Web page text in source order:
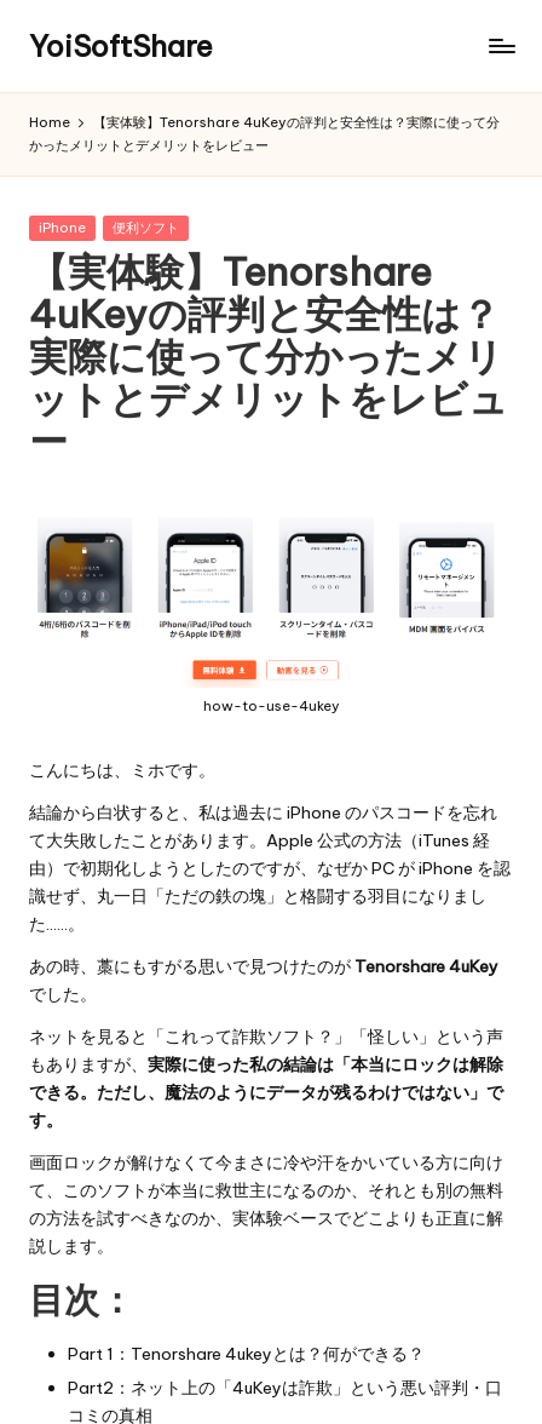
YoiSoftShare
Home
【実体験】Tenorshare 4uKeyの評判と安全性は？実際に使って分
かったメリットとデメリットをレビュー
Posted
iPhone 便利ソフト
【実体験】Tenorshare
4uKeyの評判と安全性は？
実際に使って分かったメリ
ットとデメリットをレビュ
ー
how-to-use-4ukey
こんにちは、ミホです。
結論から白状すると、私は過去に iPhone のパスコードを忘れ
て大失敗したことがあります。Apple 公式の方法（iTunes 経
由）で初期化しようとしたのですが、なぜか PC が iPhone を認
識せず、丸一日「ただの鉄の塊」と格闘する羽目になりまし
た……。
あの時、藁にもすがる思いで見つけたのが Tenorshare 4uKey
でした。
ネットを見ると「これって詐欺ソフト？」「怪しい」という声
もありますが、 実際に使った私の結論は「本当にロックは解除
できる。ただし、魔法のようにデータが残るわけではない」で
す。
画面ロックが解けなくて今まさに冷や汗をかいている方に向け
て、このソフトが本当に救世主になるのか、それとも別の無料
の方法を試すべきなのか、実体験ベースでどこよりも正直に解
説します。
目次：
Part 1：Tenorshare 4ukeyとは？何ができる？
Part2：ネット上の「4uKeyは詐欺」という悪い評判・口
コミの真相